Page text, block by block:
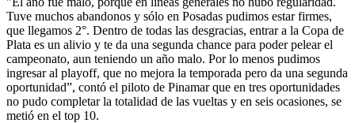
Tuve muchos abandonos y sólo en Posadas pudimos estar firmes,
que llegamos 2°. Dentro de todas las desgracias, entrar a la Copa de
Plata es un alivio y te da una segunda chance para poder pelear el
campeonato, aun teniendo un año malo. Por lo menos pudimos
ingresar al playoff, que no mejora la temporada pero da una segunda
oportunidad”, contó el piloto de Pinamar que en tres oportunidades
no pudo completar la totalidad de las vueltas y en seis ocasiones, se
metió en el top 10.